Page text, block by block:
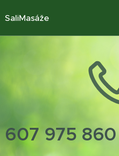
SaliMasáže
607 975 860